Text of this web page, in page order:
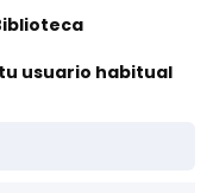
usuario habitual